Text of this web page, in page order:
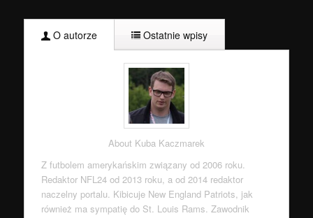
O autorze Ostatnie wpisy
About Kuba Kaczmarek
Z futbolem amerykańskim związany od 2006 roku.
Redaktor NFL24 od 2013 roku, a od 2014 redaktor
naczelny portalu. Kibicuje New England Patriots, jak
również ma sympatię do St. Louis Rams. Zawodnik